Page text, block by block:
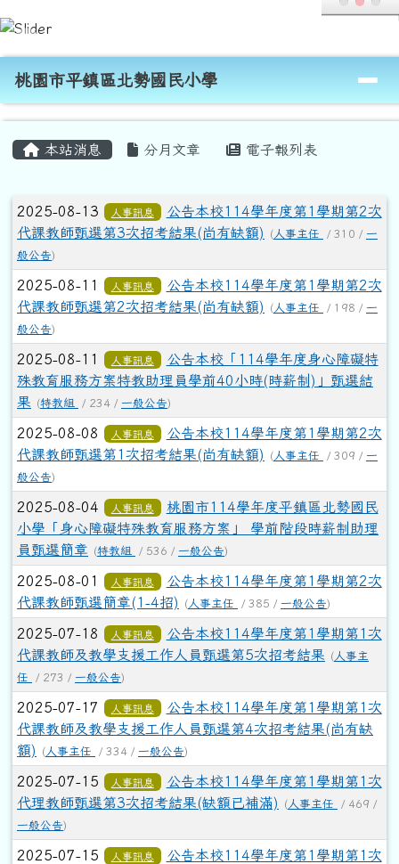
跳至主內容區
桃園市平鎮區北勢國民小學
導覽列
桃園市平鎮區北勢國民小學
本站消息 分月文章 電子報列表
文章列表
2025-08-13 人事訊息
公告本校114學年度第1學期第2次
代課教師甄選第3次招考結果(尚有缺額)
( 人事主任 / 310 / 一
般公告)
2025-08-11 人事訊息
公告本校114學年度第1學期第2次
代課教師甄選第2次招考結果(尚有缺額)
( 人事主任 / 198 / 一
般公告)
2025-08-11 人事訊息
公告本校「114學年度身心障礙特
殊教育服務方案特教助理員學前40小時(時薪制)」甄選結
果
(特教組 / 234 / 一般公告)
2025-08-08 人事訊息
公告本校114學年度第1學期第2次
代課教師甄選第1次招考結果(尚有缺額)
( 人事主任 / 309 / 一
般公告)
2025-08-04 人事訊息
桃園市114學年度平鎮區北勢國民
小學「身心障礙特殊教育服務方案」 學前階段時薪制助理
員甄選簡章
(特教組 / 536 / 一般公告)
2025-08-01 人事訊息
公告本校114學年度第1學期第2次
代課教師甄選簡章(1-4招)
( 人事主任 / 385 / 一般公告)
2025-07-18 人事訊息
公告本校114學年度第1學期第1次
代課教師及教學支援工作人員甄選第5次招考結果
( 人事主
任
/ 273 / 一般公告)
2025-07-17 人事訊息
公告本校114學年度第1學期第1次
代課教師及教學支援工作人員甄選第4次招考結果(尚有缺
額)
( 人事主任 / 334 / 一般公告)
2025-07-15 人事訊息
公告本校114學年度第1學期第1次
代理教師甄選第3次招考結果(缺額已補滿)
( 人事主任
/ 469 /
一般公告)
2025-07-15 人事訊息
公告本校114學年度第1學期第1次